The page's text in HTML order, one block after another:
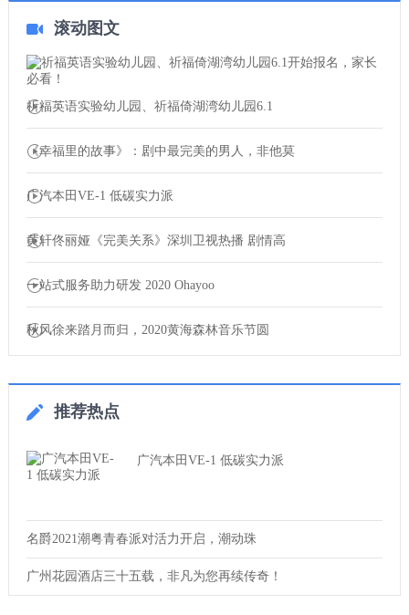
滚动图文
祈福英语实验幼儿园、祈福倚湖湾幼儿园6.1
《幸福里的故事》：剧中最完美的男人，非他莫
广汽本田VE-1 低碳实力派
黄轩佟丽娅《完美关系》深圳卫视热播 剧情高
一站式服务助力研发 2020 Ohayoo
秋风徐来踏月而归，2020黄海森林音乐节圆
推荐热点
广汽本田VE-1 低碳实力派
名爵2021潮粤青春派对活力开启，潮动珠
广州花园酒店三十五载，非凡为您再续传奇！